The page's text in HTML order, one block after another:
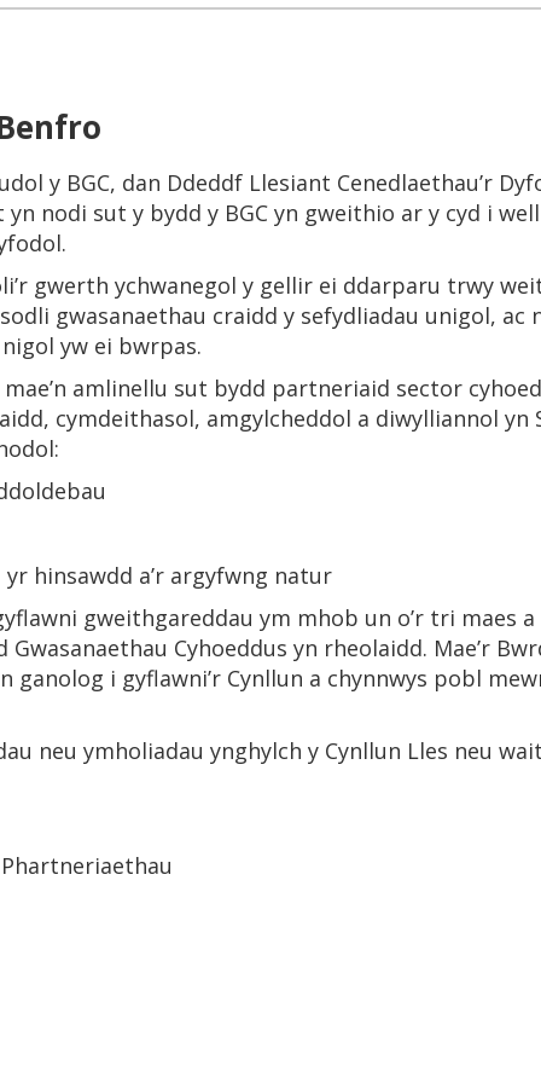
y BGC, dan Ddeddf Llesiant Cenedlaethau’r
yn nodi sut y bydd y BGC yn gweithio ar y cyd i
gwerth ychwanegol y gellir ei ddarparu trwy
gwasanaethau craidd y sefydliadau unigol, ac
yw ei bwrpas.
amlinellu sut bydd partneriaid sector
cymdeithasol, amgylcheddol a diwylliannol
yr hinsawdd a’r argyfwng natur
gweithgareddau ym mhob un o’r tri maes
Cyhoeddus yn rheolaidd. Mae’r
i gyflawni’r Cynllun a chynnwys pobl
neu ymholiadau ynghylch y Cynllun Lles neu